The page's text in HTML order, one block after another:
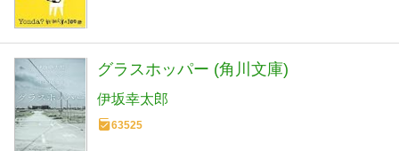
グラスホッパー (角川文庫)
伊坂幸太郎
63525